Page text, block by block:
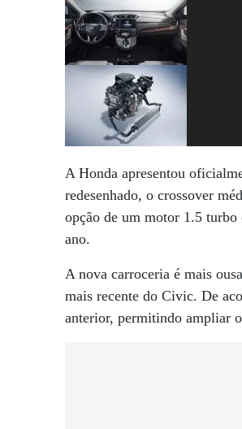
A Honda apresentou
redesenhado, o crossover
opção de um motor 1.5 turbo
ano.
A nova carroceria é mais
mais recente do Civic. De
anterior, permitindo ampliar